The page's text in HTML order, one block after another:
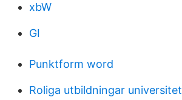
xbW
GI
Punktform word
Roliga utbildningar universitet